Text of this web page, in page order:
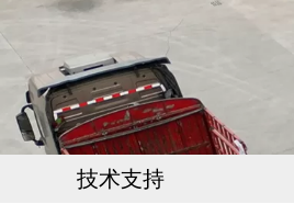
技术支持